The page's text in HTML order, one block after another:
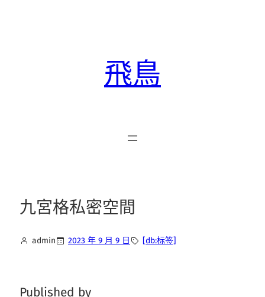
飛鳥
九宮格私密空間
admin 2023 年 9 月 9 日 [db:标签]
Published by